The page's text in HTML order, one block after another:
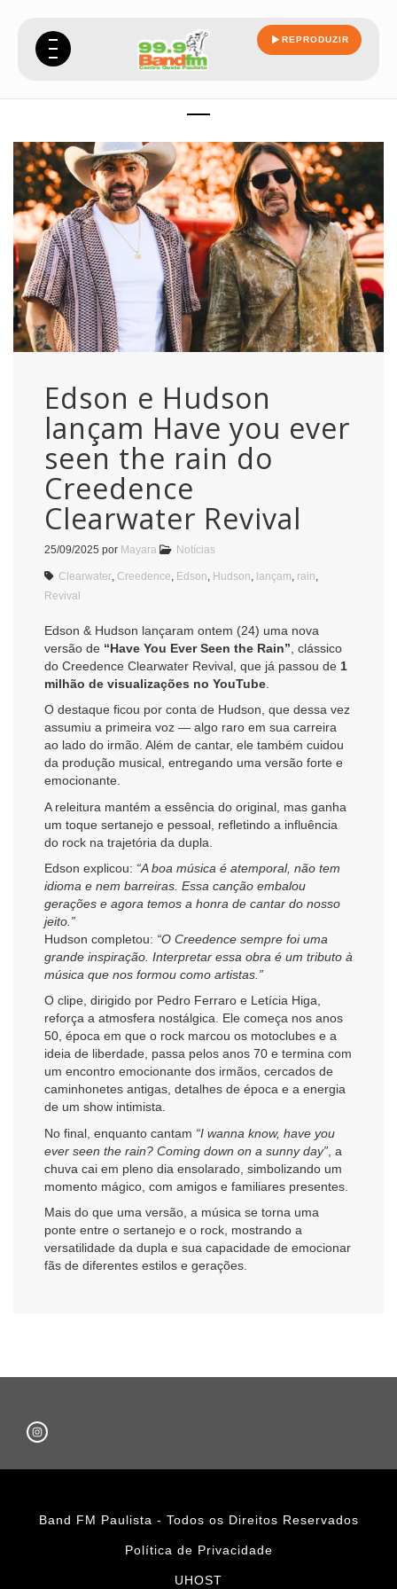
REPRODUZIR
Edson e Hudson
lançam Have you ever
seen the rain do
Creedence
Clearwater Revival
25/09/2025 por Mayara Notícias
Clearwater Creedence Edson Hudson lançam rain
Revival
Edson & Hudson lançaram ontem (24) uma nova
versão de “Have You Ever Seen the Rain” , clássico
do Creedence Clearwater Revival, que já passou de 1
milhão de visualizações no YouTube
O destaque ficou por conta de Hudson, que dessa vez
assumiu a primeira voz — algo raro em sua carreira
ao lado do irmão. Além de cantar, ele também cuidou
da produção musical, entregando uma versão forte e
emocionante.
A releitura mantém a essência do original, mas ganha
um toque sertanejo e pessoal, refletindo a influência
do rock na trajetória da dupla.
Edson explicou: “A boa música é atemporal, não tem
idioma e nem barreiras. Essa canção embalou
gerações e agora temos a honra de cantar do nosso
jeito.”
Hudson completou: “O Creedence sempre foi uma
grande inspiração. Interpretar essa obra é um tributo à
música que nos formou como artistas.”
O clipe, dirigido por Pedro Ferraro e Letícia Higa,
reforça a atmosfera nostálgica. Ele começa nos anos
50, época em que o rock marcou os motoclubes e a
ideia de liberdade, passa pelos anos 70 e termina com
um encontro emocionante dos irmãos, cercados de
caminhonetes antigas, detalhes de época e a energia
de um show intimista.
No final, enquanto cantam “I wanna know, have you
ever seen the rain? Coming down on a sunny day” , a
chuva cai em pleno dia ensolarado, simbolizando um
momento mágico, com amigos e familiares presentes.
Mais do que uma versão, a música se torna uma
ponte entre o sertanejo e o rock, mostrando a
versatilidade da dupla e sua capacidade de emocionar
fãs de diferentes estilos e gerações.
Band FM Paulista - Todos os Direitos Reservados
Política de Privacidade
UHOST